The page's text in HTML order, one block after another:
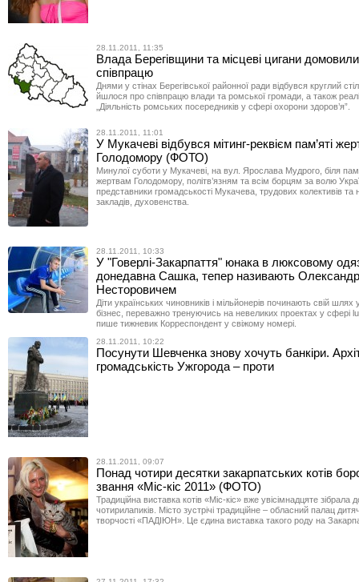
28.11.2011, 11:35
Влада Берегівщини та місцеві цигани
співпрацю
Днями у стінах Берегівської районної ради відбувся круглий
йшлося про співпрацю влади та ромської громади, а також
„Діяльність ромських посередників у сфері охорони здоров’я”.
28.11.2011, 11:01
У Мукачеві відбувся мітинг-реквієм пам’яті
Голодомору (ФОТО)
Минулої суботи у Мукачеві, на вул. Ярослава Мудрого, біля
жертвам Голодомору, політв’язням та всім борцям за волю
представники громадськості Мукачева, трудових колективів та
закладів, духовенства.
28.11.2011, 10:33
У "Говерлі-Закарпаття" юнака в люксовому
донедавна Сашка, тепер називають
Несторовичем
Діти українських чиновників і мільйонерів починають свій шлях
бізнес, переважно тренуючись на невеликих проектах у сфері
пише тижневик Корреспондент у свіжому номері.
28.11.2011, 10:22
Посунути Шевченка знову хочуть банкіри.
громадськість Ужгорода – проти
28.11.2011, 09:07
Понад чотири десятки закарпатських котів
звання «Міс-кіс 2011» (ФОТО)
Традиційна виставка котів «Міс-кіс» вже увісімнадцяте зібрала
чотирилапиків. Місто зустрічі традиційне – обласний палац
творчості «ПАДІЮН». Це єдина виставка такого роду на